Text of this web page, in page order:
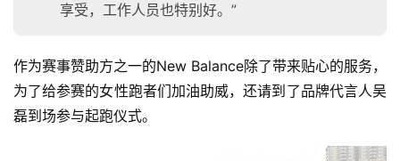
享受，工作人员也特别好。”
作为赛事赞助方之一的New Balance除了带来贴心的服务，
为了给参赛的女性跑者们加油助威，还请到了品牌代言人吴
磊到场参与起跑仪式。